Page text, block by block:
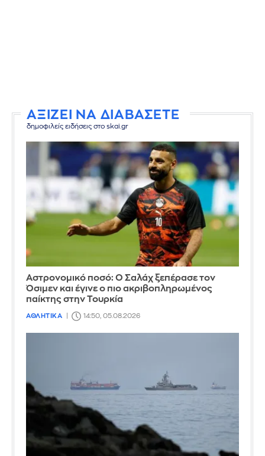
ΑΞΙΖΕΙ ΝΑ ΔΙΑΒΑΣΕΤΕ
δημοφιλείς ειδήσεις στο skai.gr
Αστρονομικό ποσό: Ο Σαλάχ ξεπέρασε τον
Όσιμεν και έγινε ο πιο ακριβοπληρωμένος
παίκτης στην Τουρκία
ΑΘΛΗΤΙΚΑ 14:50, 05.08.2026